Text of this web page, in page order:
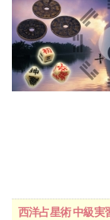
西洋占星術 中級実